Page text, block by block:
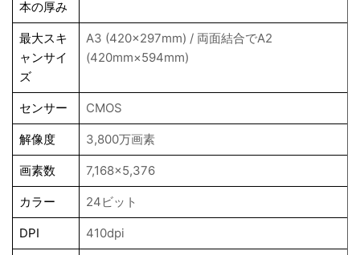
本の厚み
最大スキ
ャンサイ
ズ
A3 (420x297mm) / 両面結合でA2
(420mm×594mm)
センサー CMOS
解像度 3,800万画素
画素数 7,168×5,376
カラー 24ビット
DPI 410dpi